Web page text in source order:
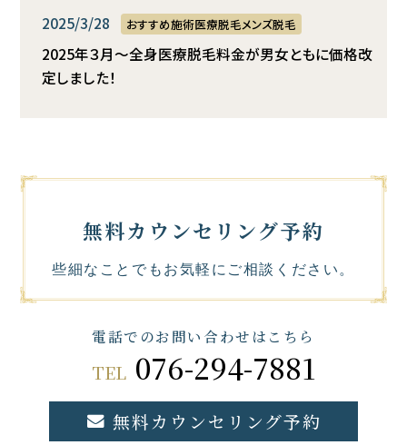
2025/3/28 おすすめ施術医療脱毛メンズ脱毛
2025年３月～全身医療脱毛料金が男女ともに価格改
定しました！
無料カウンセリング予約
些細なことでもお気軽にご相談ください。
電話でのお問い合わせはこちら
TEL 076-294-7881
無料カウンセリング予約